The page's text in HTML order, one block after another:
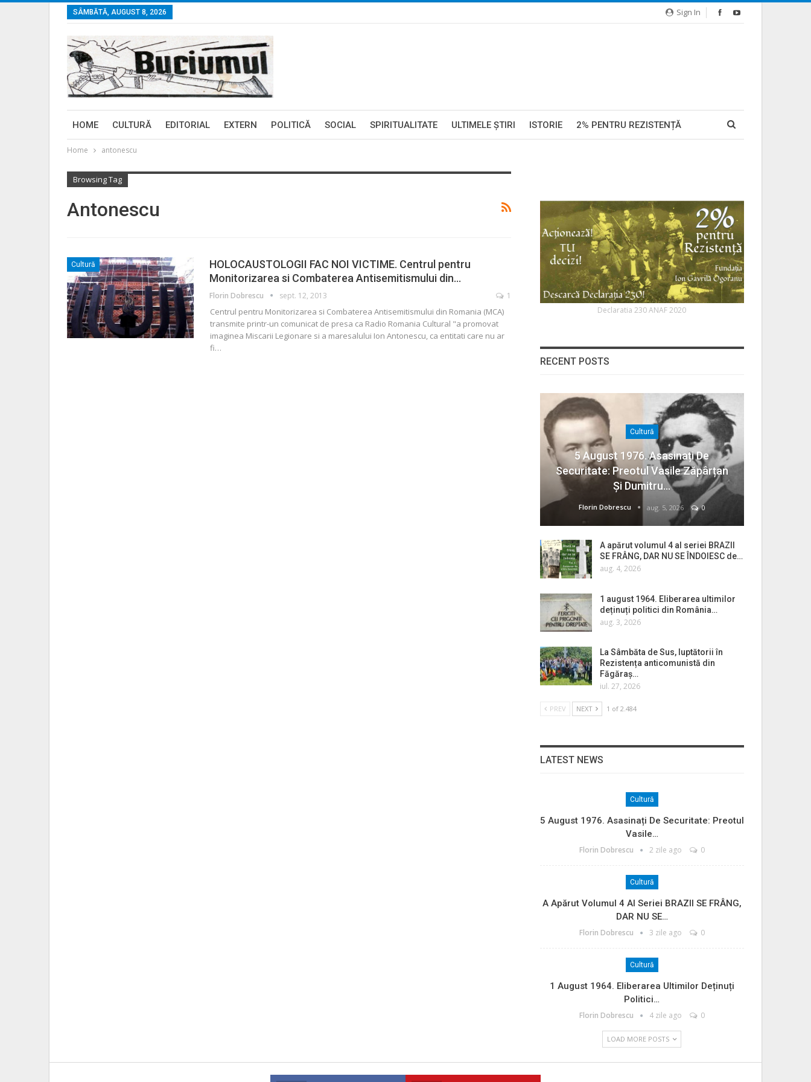
Sign In
SÂMBĂTĂ, AUGUST 8, 2026
HOME CULTURĂ EDITORIAL EXTERN POLITICĂ SOCIAL SPIRITUALITATE ULTIMELE ŞTIRI ISTORIE 2% PENTRU REZISTENȚĂ
Home antonescu
Browsing Tag
Antonescu
Cultură
HOLOCAUSTOLOGII FAC NOI VICTIME. Centrul pentru
Monitorizarea si Combaterea Antisemitismului din…
Florin Dobrescu sept. 12, 2013 1
Centrul pentru Monitorizarea si Combaterea Antisemitismului din Romania (MCA)
transmite printr-un comunicat de presa ca Radio Romania Cultural "a promovat
imaginea Miscarii Legionare si a maresalului Ion Antonescu, ca entitati care nu ar
fi…
Declaratia 230 ANAF 2020
RECENT POSTS
Cultură
5 August 1976. Asasinați De
Securitate: Preotul Vasile Zăpârțan
Și Dumitru…
Florin Dobrescu aug. 5, 2026 0
A apărut volumul 4 al seriei BRAZII
SE FRÂNG, DAR NU SE ÎNDOIESC de…
aug. 4, 2026
1 august 1964. Eliberarea ultimilor
deținuți politici din România…
aug. 3, 2026
La Sâmbăta de Sus, luptătorii în
Rezistența anticomunistă din
Făgăraș…
iul. 27, 2026
PREV NEXT 1 of 2.484
LATEST NEWS
Cultură
5 August 1976. Asasinați De Securitate: Preotul
Vasile…
Florin Dobrescu 2 zile ago 0
Cultură
A Apărut Volumul 4 Al Seriei BRAZII SE FRÂNG,
DAR NU SE…
Florin Dobrescu 3 zile ago 0
Cultură
1 August 1964. Eliberarea Ultimilor Deținuți
Politici…
Florin Dobrescu 4 zile ago 0
LOAD MORE POSTS